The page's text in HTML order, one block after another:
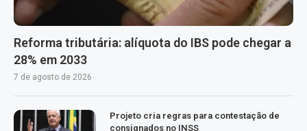
Reforma tributária: alíquota do IBS pode chegar a
28% em 2033
7 de agosto de 2026
Projeto cria regras para contestação de
consignados no INSS